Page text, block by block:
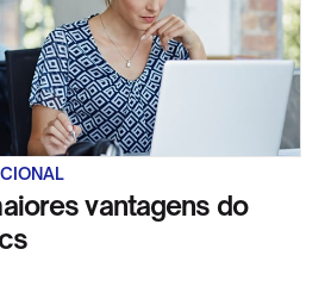
vantagens do